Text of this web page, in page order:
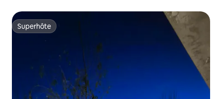
Superhôte
Superhôte